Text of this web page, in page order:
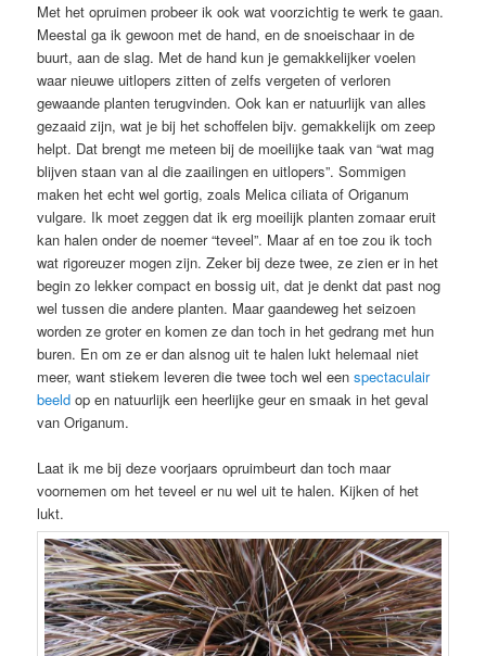
Met het opruimen probeer ik ook wat voorzichtig te werk te gaan.
Meestal ga ik gewoon met de hand, en de snoeischaar in de
buurt, aan de slag. Met de hand kun je gemakkelijker voelen
waar nieuwe uitlopers zitten of zelfs vergeten of verloren
gewaande planten terugvinden. Ook kan er natuurlijk van alles
gezaaid zijn, wat je bij het schoffelen bijv. gemakkelijk om zeep
helpt. Dat brengt me meteen bij de moeilijke taak van “wat mag
blijven staan van al die zaailingen en uitlopers”. Sommigen
maken het echt wel gortig, zoals Melica ciliata of Origanum
vulgare. Ik moet zeggen dat ik erg moeilijk planten zomaar eruit
kan halen onder de noemer “teveel”. Maar af en toe zou ik toch
wat rigoreuzer mogen zijn. Zeker bij deze twee, ze zien er in het
begin zo lekker compact en bossig uit, dat je denkt dat past nog
wel tussen die andere planten. Maar gaandeweg het seizoen
worden ze groter en komen ze dan toch in het gedrang met hun
buren. En om ze er dan alsnog uit te halen lukt helemaal niet
meer, want stiekem leveren die twee toch wel eenspectaculair
beeld op en natuurlijk een heerlijke geur en smaak in het geval
van Origanum.
Laat ik me bij deze voorjaars opruimbeurt dan toch maar
voornemen om het teveel er nu wel uit te halen. Kijken of het
lukt.